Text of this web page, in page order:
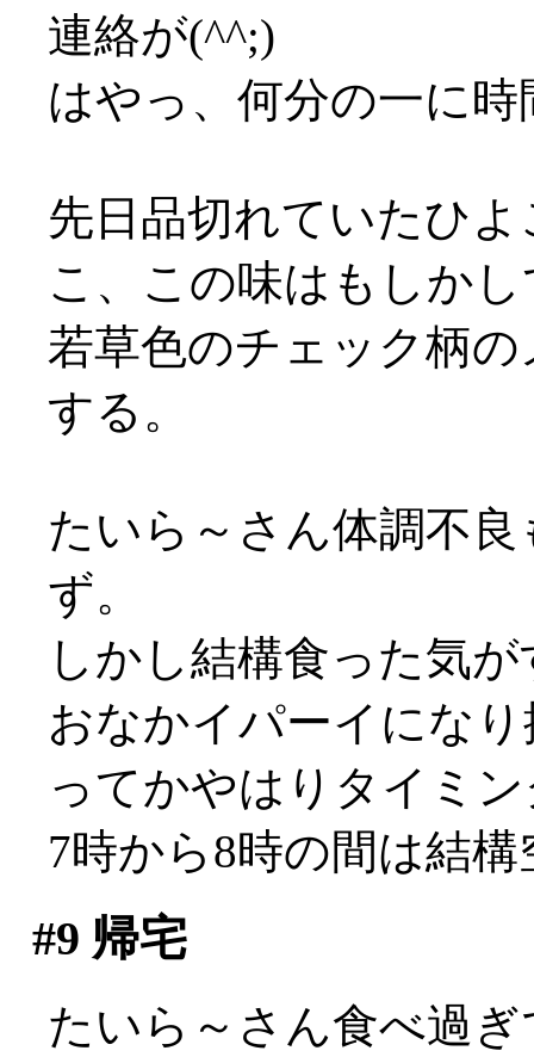
連絡が(^^;)
はやっ、何分の一に
先日品切れていたひ
こ、この味はもしか
若草色のチェック柄
する。
たいら～さん体調不
ず。
しかし結構食った気
おなかイパーイにな
ってかやはりタイミ
7時から8時の間は結
#9 帰宅
たいら～さん食べ過